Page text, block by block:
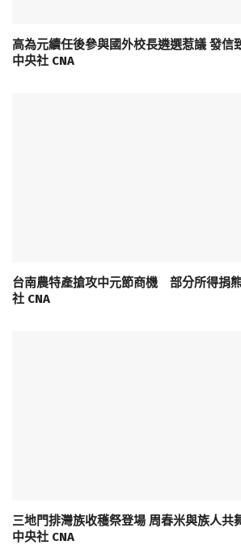
高為元續任後參與國外校長遴選惹議 發信
中央社 CNA
台南農特產搶攻中元節商機 部分所得捐
社 CNA
三地門排灣族收穫祭登場 周春米與族人共
中央社 CNA